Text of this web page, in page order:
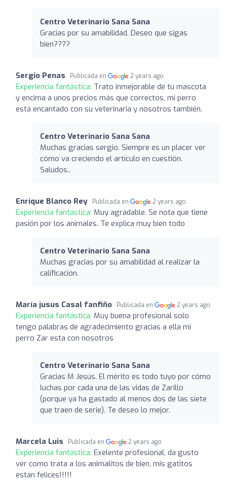
Centro Veterinario Sana Sana
Gracias por su amabilidad. Deseo que sigas
bien????
Sergio Penas Publicada en 2 years ago
Experiencia fantástica: Trato inmejorable de tu mascota
y encima a unos precios más que correctos, mi perro
está encantado con su veterinaria y nosotros también.
Centro Veterinario Sana Sana
Muchas gracias sergio. Siempre es un placer ver
cómo va creciendo el artículo en cuestión.
Saludos..
Enrique Blanco Rey Publicada en 2 years ago
Experiencia fantástica: Muy agradable. Se nota que tiene
pasión por los animales. Te explica muy bien todo
Centro Veterinario Sana Sana
Muchas gracias por su amabilidad al realizar la
calificación.
María jusus Casal fanfiño Publicada en 2 years ago
Experiencia fantástica: Muy buena profesional solo
tengo palabras de agradecimiento gracias a ella mi
perro Zar esta con nosotros
Centro Veterinario Sana Sana
Gracias M Jesús. El mérito es todo tuyo por cómo
luchas por cada una de las vidas de Zarillo
(porque ya ha gastado al menos dos de las siete
que traen de serie). Te deseo lo mejor.
Marcela Luis Publicada en 2 years ago
Experiencia fantástica: Exelente profesional, da gusto
ver como trata a los animalitos de bien, mis gatitos
estan felices!!!!!